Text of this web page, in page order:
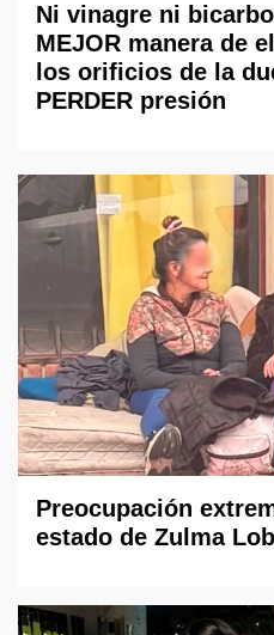
Ni vinagre ni
MEJOR manera de
los orificios de la
PERDER presión
Preocupación
estado de Zulma